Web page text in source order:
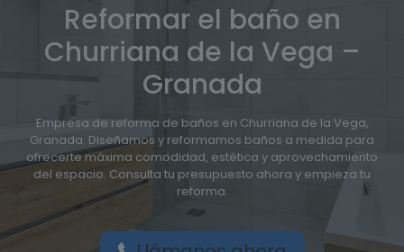
Reformar el baño en
Churriana de la Vega –
Granada
Empresa de reforma de baños en Churriana de la Vega,
Granada. Diseñamos y reformamos baños a medida para
ofrecerte máxima comodidad, estética y aprovechamiento
del espacio. Consulta tu presupuesto ahora y empieza tu
reforma.